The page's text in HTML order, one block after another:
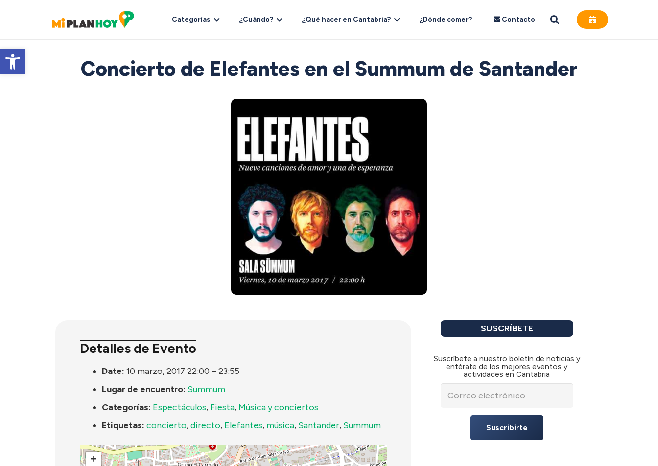
Abrir barra de herramientas
Categorías ¿Cuándo? ¿Qué hacer en Cantabria? ¿Dónde comer? Contacto
Concierto de Elefantes en el Summum de Santander
Detalles de Evento
Date: 10 marzo, 2017 22:00 –23:55
Lugar de encuentro: Summum
Categorías: Espectáculos, Fiesta, Música y conciertos
Etiquetas: concierto,directo, Elefantes, música, Santander, Summum
+
SUSCRÍBETE
Suscríbete a nuestro boletín de noticias y
entérate de los mejores eventos y
actividades en Cantabria
Suscribirte